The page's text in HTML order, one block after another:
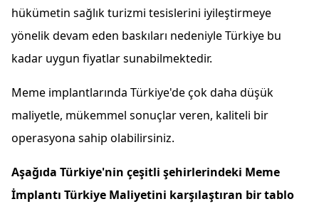
hükümetin sağlık turizmi tesislerini iyileştirmeye
yönelik devam eden baskıları nedeniyle Türkiye bu
kadar uygun fiyatlar sunabilmektedir.
Meme implantlarında Türkiye'de çok daha düşük
maliyetle, mükemmel sonuçlar veren, kaliteli bir
operasyona sahip olabilirsiniz.
Aşağıda Türkiye'nin çeşitli şehirlerindeki Meme
İmplantı Türkiye Maliyetini karşılaştıran bir tablo